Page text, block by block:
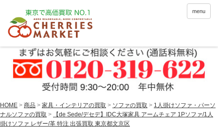
menu
HOME > 商品 > 家具・インテリアの買取 > ソファの買取 > 1人掛けソファ・パーソ
ナルソファの買取 >
【de Sede/デセデ】IDC大塚家具 アームチェア 1Pソファ/1人
掛けソファ レザー/革 特注 出張買取 東京都文京区